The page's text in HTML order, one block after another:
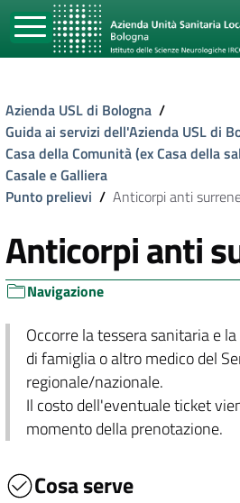
Azienda USL di Bologna /
Guida ai servizi dell'Azienda USL di
Casa della Comunità (ex Casa della
Casale e Galliera
Punto prelievi / Anticorpi anti
Anticorpi anti
Navigazione
Occorre la tessera sanitaria e
di famiglia o altro medico del
regionale/nazionale.
Il costo dell'eventuale ticket
momento della prenotazione.
Cosa serve